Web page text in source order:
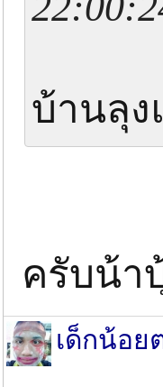
บ้านลุ
ครับน้า
เด็กน้อย